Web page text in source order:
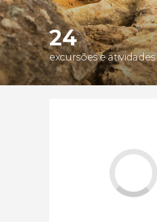
24
excursões e atividades